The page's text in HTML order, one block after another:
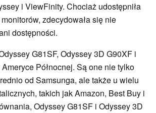
i ViewFinity. Chociaż udostępniła
zdecydowała się nie
dostępności.
G81SF, Odyssey 3D G90XF i
Północnej. Są one nie tylko
od Samsunga, ale także u wielu
takich jak Amazon, Best Buy i
Odyssey G81SF i Odyssey 3D